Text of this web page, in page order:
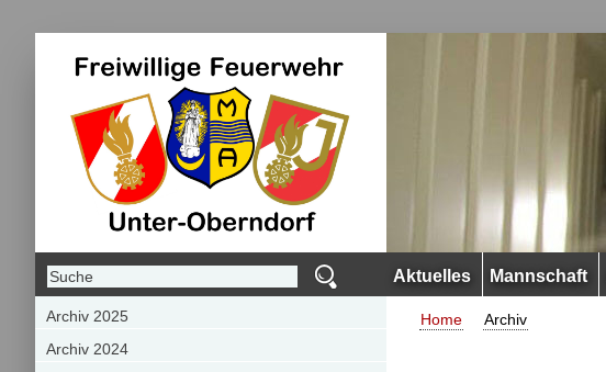
Aktuelles Mannschaft
Archiv 2025
Archiv 2024
Home Archiv